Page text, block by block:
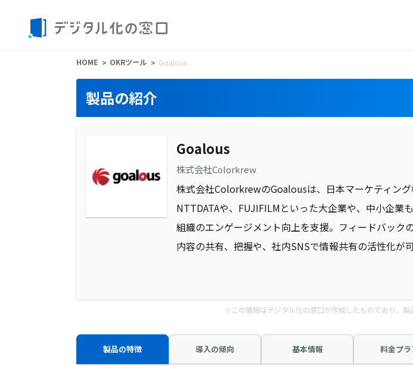
HOME OKRツール Goalous
製品の紹介
Goalous
株式会社Colorkrew
株式会社ColorkrewのGoalousは、日本マーケティン
NTTDATAや、FUJIFILMといった大企業や、中小企業
組織のエンゲージメント向上を支援。フィードバック
内容の共有、把握や、社内SNSで情報共有の活性化が可
※この情報はデジタル化の窓口が作成したものであり、
製品の特徴 導入の傾向 基本情報 料金プラ